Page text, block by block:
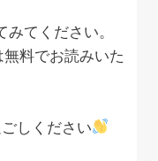
みてください。
料でお読みいた
しください